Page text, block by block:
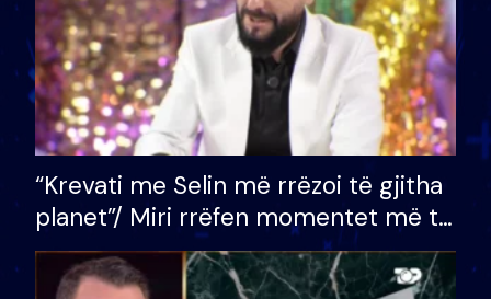
“Krevati me Selin më rrëzoi të gjitha
planet”/ Miri rrëfen momentet më të
bukura në shtëpinë e BB VIP: Do më
mungojë zilja e mëngjesit kur…